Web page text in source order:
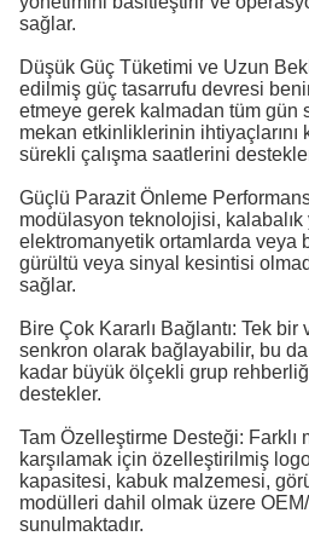
sağlar.
Düşük Güç Tüketimi ve Uzun
edilmiş güç tasarrufu devresi
etmeye gerek kalmadan tüm gün
mekan etkinliklerinin ihtiyaçlarını
sürekli çalışma saatlerini
Güçlü Parazit Önleme
modülasyon teknolojisi, kalabalık
elektromanyetik ortamlarda veya
gürültü veya sinyal kesintisi
sağlar.
Bire Çok Kararlı Bağlantı: Tek bir
senkron olarak bağlayabilir, bu
kadar büyük ölçekli grup
destekler.
Tam Özelleştirme Desteği: Farklı
karşılamak için özelleştirilmiş
kapasitesi, kabuk malzemesi,
modülleri dahil olmak üzere
sunulmaktadır.